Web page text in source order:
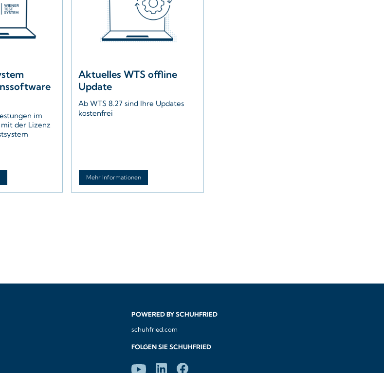
im
der Lizenz
Aktuelles WTS offline
Update
Ab WTS 8.27 sind Ihre Updates
kostenfrei
Profitieren Sie von
den aktuellsten
Neuerungen im
Mehr Informationen
POWERED BY SCHUHFRIED
schuhfried.com
FOLGEN SIE SCHUHFRIED